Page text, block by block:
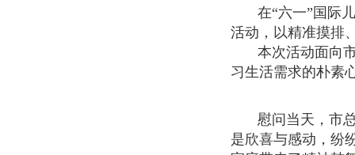
在“六一”国际
活动，以精准摸排
本次活动面向
习生活需求的朴素
慰问当天，市
是欣喜与感动，纷